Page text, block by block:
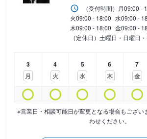
（受付時間） 月09:00 -
火09:00 - 18:00 水09:00 -
木09:00 - 18:00 金09:00 -
（定休日）土曜日・日曜日
3
月
4
火
5
水
6
木
7
金
※営業日・相談可能日が変更となる場合もござい
わせください。